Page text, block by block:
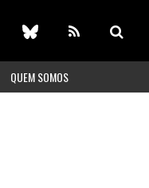
QUEM SOMOS